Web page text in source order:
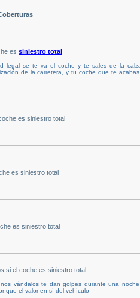
es siniestro total
legal se te va el coche y te sales de la
de la carretera, y tu coche que te
es siniestro total
es siniestro total
es siniestro total
si el coche es siniestro total
vándalos te dan golpes durante una
que el valor en sí del vehículo